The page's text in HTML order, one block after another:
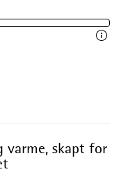
varme, skapt for